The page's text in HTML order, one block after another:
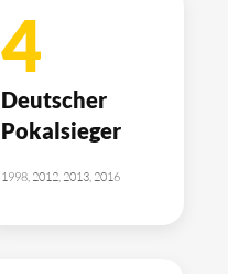
4
Deutscher
Pokalsieger
1998, 2012, 2013, 2016